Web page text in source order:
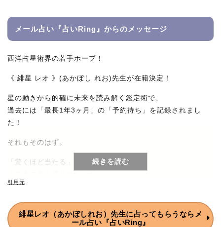
メール占い『占いRing』からの メッセージ
西洋占星術界の若手ホープ！
《 緋星 レオ 》(あかぼし れお)先生が在籍決定！
星の動きから的確に未来を読み解く鑑定術で、
過去には「最長1年3ヶ月」の「予約待ち」を記録されまし
た！
それもそのはず。
「驚くほど当たる」
「なんでそんなことまで分かるの！？」
緋星先生の占いを受けると、
老若男女誰もが、感嘆の声をあげると言われているのです。
続きを読む
引用元
緋星レオ（あかぼしれお）先生に占ってもらうなら メ
ール占い『占いRing』